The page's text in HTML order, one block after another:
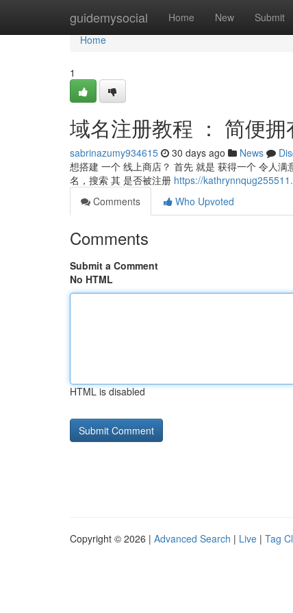
guidemysocial Home New Submit
Home
Home
1
域名注册教程 ： 简便
sabrinazumy934615 30 days ago News
想搭建 一个 线上商店？ 首先 就是 获得一个 令人
名，搜索 其 是否被注册 https://
Comments
Who Upvoted
Comments
Submit a Comment
No HTML
HTML is disabled
Copyright © 2026 | Advanced Search | Live | Tag